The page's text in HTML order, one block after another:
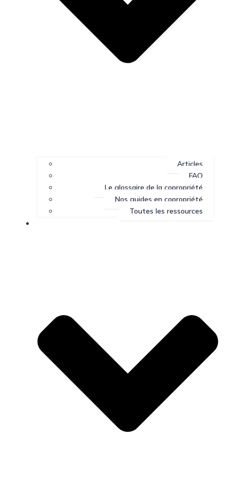
Articles
FAQ
Le glossaire de la copropriété
Nos guides en copropriété
Toutes les ressources
Nous joindre